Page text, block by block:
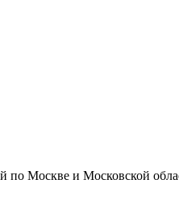
по Москве и Московской